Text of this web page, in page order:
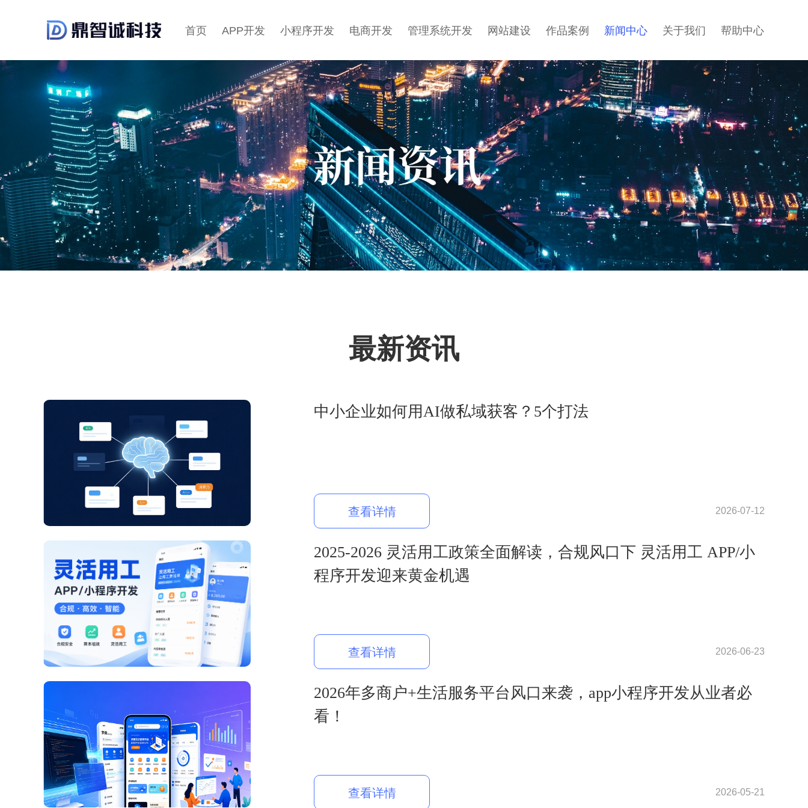
首页 APP开发 小程序开发 电商开发 管理系统开发 网站建设 作品案例 新闻中心 关于我们 帮助中心
最新资讯
中小企业如何用AI做私域获客？5个打法
查看详情 2026-07-12
2025-2026 灵活用工政策全面解读，合规风口下 灵活用工 APP/小
程序开发迎来黄金机遇
查看详情 2026-06-23
2026年多商户+生活服务平台风口来袭，app小程序开发从业者必
看！
查看详情 2026-05-21